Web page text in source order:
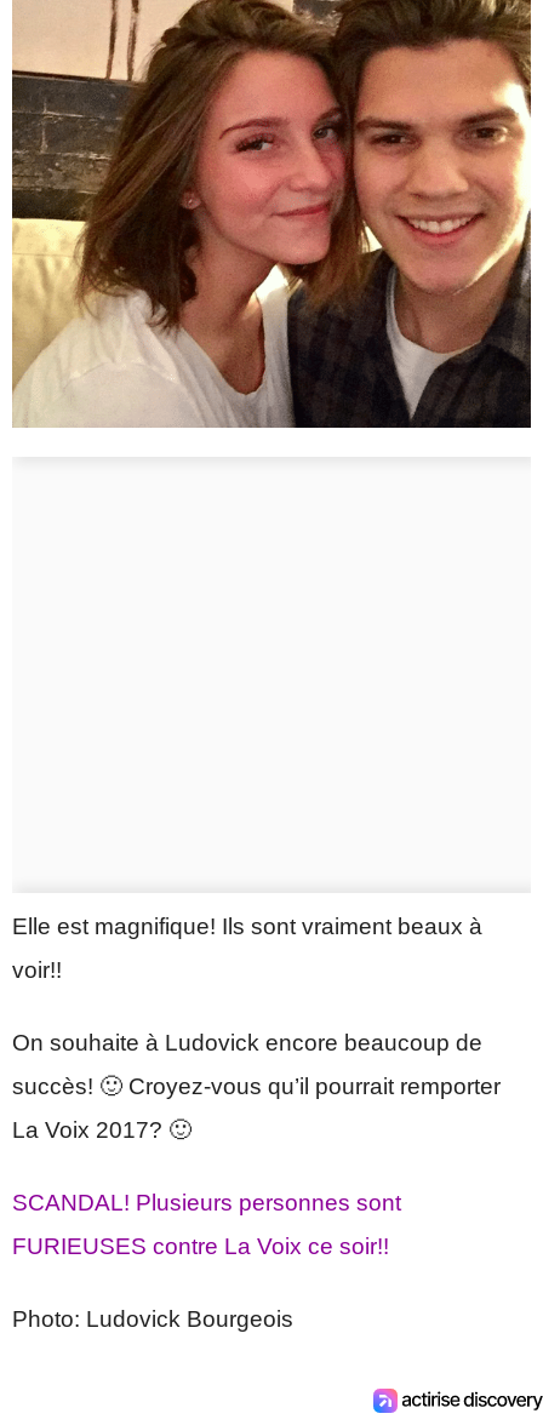
Elle est magnifique! Ils sont vraiment beaux à
voir!!
On souhaite à Ludovick encore beaucoup de
succès! 🙂 Croyez-vous qu’il pourrait remporter
La Voix 2017? 🙂
SCANDAL! Plusieurs personnes sont
FURIEUSES contre La Voix ce soir!!
Photo: Ludovick Bourgeois